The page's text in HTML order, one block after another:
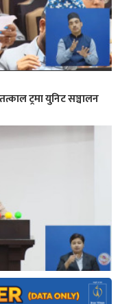
ट्रमा युनिट सञ्चालन